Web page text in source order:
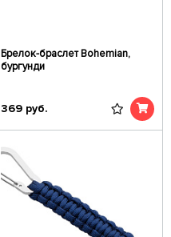
Брелок-браслет Bohemian,
бургунди
369 руб.